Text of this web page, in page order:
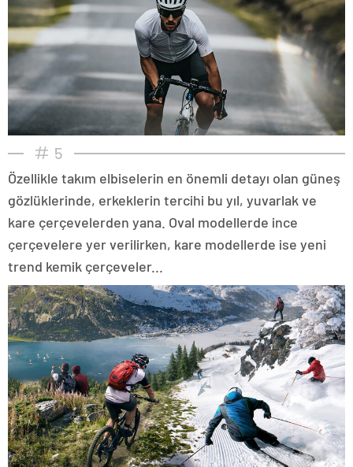
5
Özellikle takım elbiselerin en önemli detayı olan güneş
gözlüklerinde, erkeklerin tercihi bu yıl, yuvarlak ve
kare çerçevelerden yana. Oval modellerde ince
çerçevelere yer verilirken, kare modellerde ise yeni
trend kemik çerçeveler...